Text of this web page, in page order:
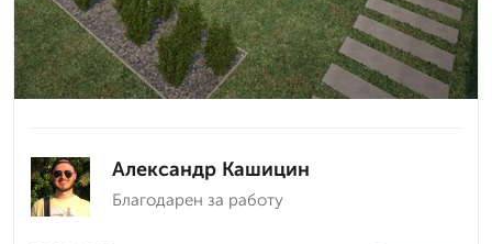
Александр Кашицин
Благодарен за работу